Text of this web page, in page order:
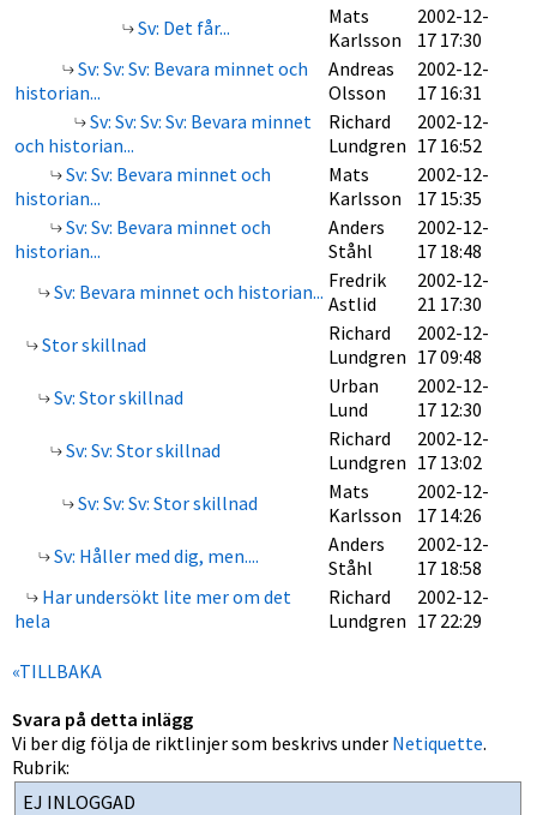
Sv: Det får...
Mats
Karlsson
2002-12-
17 17:30
Sv: Sv: Sv: Bevara minnet och
historian...
Andreas
Olsson
2002-12-
17 16:31
Sv: Sv: Sv: Sv: Bevara minnet
och historian...
Richard
Lundgren
2002-12-
17 16:52
Sv: Sv: Bevara minnet och
historian...
Mats
Karlsson
2002-12-
17 15:35
Sv: Sv: Bevara minnet och
historian...
Anders
Ståhl
2002-12-
17 18:48
Sv: Bevara minnet och historian... Fredrik
Astlid
2002-12-
21 17:30
Stor skillnad
Richard
Lundgren
2002-12-
17 09:48
Sv: Stor skillnad
Urban
Lund
2002-12-
17 12:30
Sv: Sv: Stor skillnad
Richard
Lundgren
2002-12-
17 13:02
Sv: Sv: Sv: Stor skillnad
Mats
Karlsson
2002-12-
17 14:26
Sv: Håller med dig, men....
Anders
Ståhl
2002-12-
17 18:58
Har undersökt lite mer om det
hela
Richard
Lundgren
2002-12-
17 22:29
«TILLBAKA
Svara på detta inlägg
Vi ber dig följa de riktlinjer som beskrivs under Netiquette.
Rubrik: